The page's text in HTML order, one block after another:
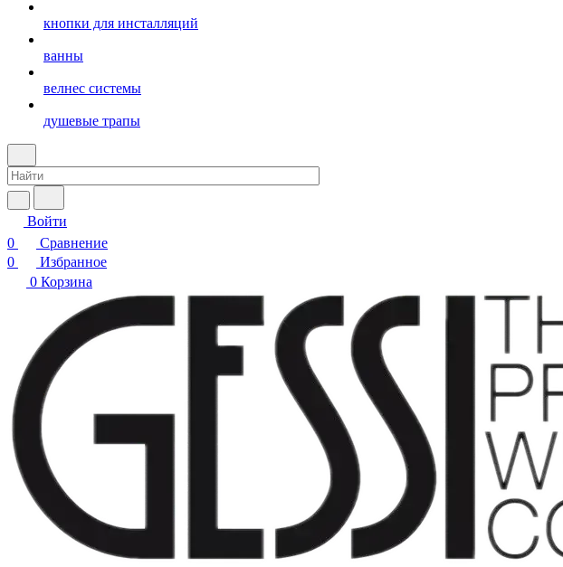
кнопки для инсталляций
ванны
велнес системы
душевые трапы
Войти
0
Сравнение
0
Избранное
0 Корзина